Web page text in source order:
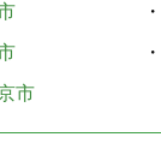
・
・
市